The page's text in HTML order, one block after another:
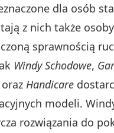
dla osób
z nich także
sprawnością
Windy Schodowe,
oraz Handicare
modeli.
rozwiązania do